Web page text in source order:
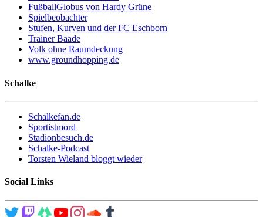
FußballGlobus von Hardy Grüne
Spielbeobachter
Stufen, Kurven und der FC Eschborn
Trainer Baade
Volk ohne Raumdeckung
www.groundhopping.de
Schalke
Schalkefan.de
Sportistmord
Stadionbesuch.de
Schalke-Podcast
Torsten Wieland bloggt wieder
Social Links